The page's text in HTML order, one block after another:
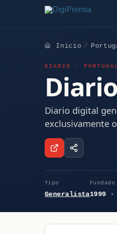
Inicio
DIARIO · PORTUGAL
Diario digital
exclusivamente
Tipo
Generalista
Fundado
1999